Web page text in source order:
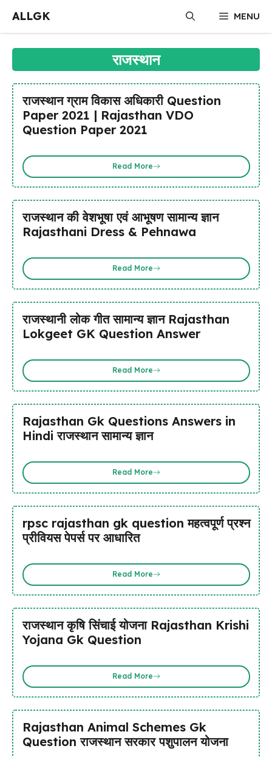
content
ALLGK MENU
राजस्थान
राजस्थान ग्राम विकास अधिकारी Question
Paper 2021 | Rajasthan VDO
Question Paper 2021
Read More
राजस्थान की वेशभूषा एवं आभूषण सामान्य ज्ञान
Rajasthani Dress & Pehnawa
Read More
राजस्थानी लोक गीत सामान्य ज्ञान Rajasthan
Lokgeet GK Question Answer
Read More
Rajasthan Gk Questions Answers in
Hindi राजस्थान सामान्य ज्ञान
Read More
rpsc rajasthan gk question महत्वपूर्ण प्रश्न
प्रीवियस पेपर्स पर आधारित
Read More
राजस्थान कृषि सिंचाई योजना Rajasthan Krishi
Yojana Gk Question
Read More
Rajasthan Animal Schemes Gk
Question राजस्थान सरकार पशुपालन योजना